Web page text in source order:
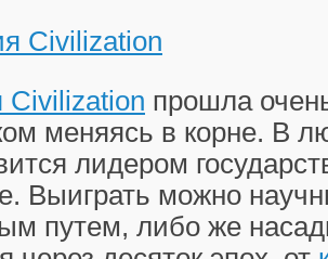
Civilization прошла
меняясь в корне. В
лидером
Выиграть можно
путем, либо же